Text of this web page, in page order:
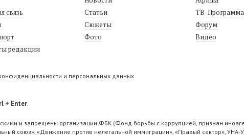
связь
редакции
Статьи
Сюжеты
Фото
ТВ-Программа
Форум
Видео
и персональных данных
+ Enter.
и запрещены организации ФБК (Фонд борьбы с коррупцией, признан
союз», «Движение против нелегальной иммиграции», «Правый сектор»,